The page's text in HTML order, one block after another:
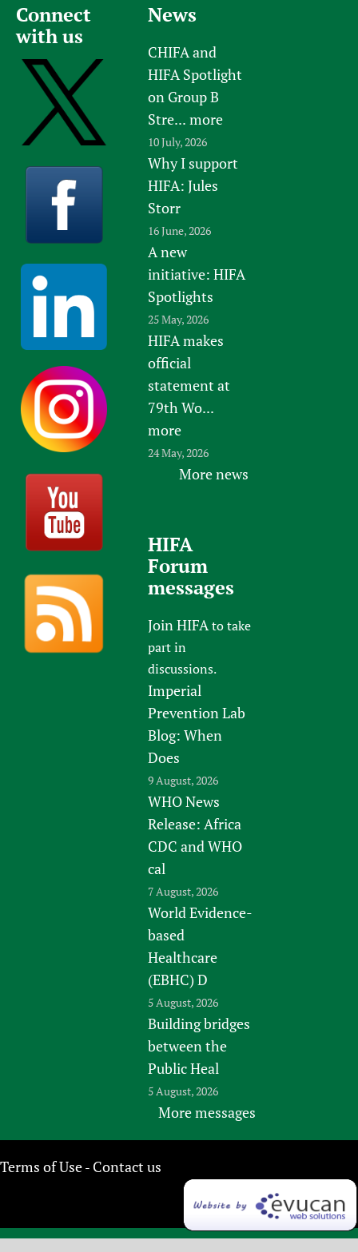
Connect
with us
News
CHIFA and
HIFA Spotlight
on Group B
Stre... more
10 July, 2026
Why I support
HIFA: Jules
Storr
16 June, 2026
A new
initiative: HIFA
Spotlights
25 May, 2026
HIFA makes
official
statement at
79th Wo...
more
24 May, 2026
More news
HIFA
Forum
messages
Join HIFAto take
part in
discussions.
Imperial
Prevention Lab
Blog: When
Does
9 August, 2026
WHO News
Release: Africa
CDC and WHO
cal
7 August, 2026
World Evidence-
based
Healthcare
(EBHC) D
5 August, 2026
Building bridges
between the
Public Heal
5 August, 2026
More messages
Terms of Use- Contact us